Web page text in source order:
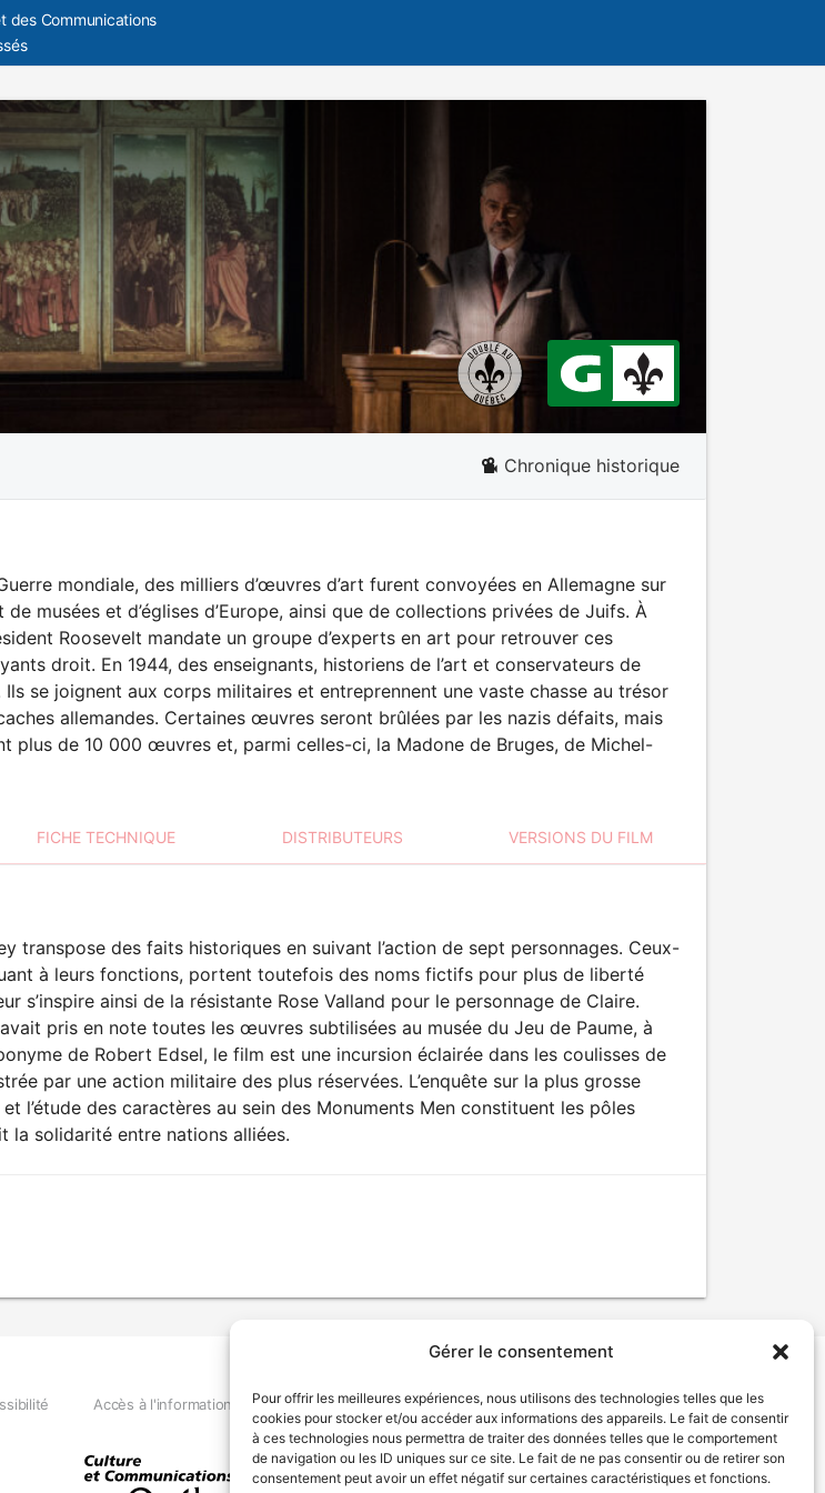
Gérer le consentement
Pour offrir les meilleures expériences, nous utilisons des technologies telles que les
cookies pour stocker et/ou accéder aux informations des appareils. Le fait de consentir
à ces technologies nous permettra de traiter des données telles que le comportement
de navigation ou les ID uniques sur ce site. Le fait de ne pas consentir ou de retirer son
consentement peut avoir un effet négatif sur certaines caractéristiques et fonctions.
des Communications
Chronique historique
mondiale, des milliers d’œuvres d’art furent convoyées en Allemagne sur
de musées et d’églises d’Europe, ainsi que de collections privées de Juifs. À
Roosevelt mandate un groupe d’experts en art pour retrouver ces
droit. En 1944, des enseignants, historiens de l’art et conservateurs de
Ils se joignent aux corps militaires et entreprennent une vaste chasse au trésor
allemandes. Certaines œuvres seront brûlées par les nazis défaits, mais
plus de 10 000 œuvres et, parmi celles-ci, la Madone de Bruges, de Michel-
FICHE TECHNIQUE DISTRIBUTEURS VERSIONS DU FILM
transpose des faits historiques en suivant l’action de sept personnages. Ceux-
à leurs fonctions, portent toutefois des noms fictifs pour plus de liberté
s’inspire ainsi de la résistante Rose Valland pour le personnage de Claire.
pris en note toutes les œuvres subtilisées au musée du Jeu de Paume, à
de Robert Edsel, le film est une incursion éclairée dans les coulisses de
par une action militaire des plus réservées. L’enquête sur la plus grosse
et l’étude des caractères au sein des Monuments Men constituent les pôles
la solidarité entre nations alliées.
Accès à l'information Déclaration de services Politique de confidentialité